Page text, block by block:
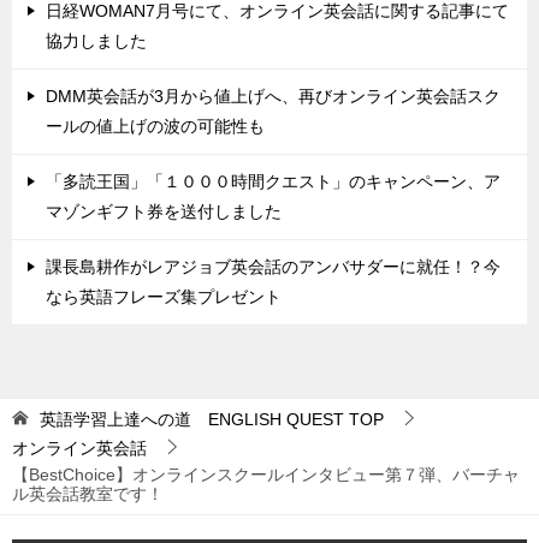
日経WOMAN7月号にて、オンライン英会話に関する記事にて
協力しました
DMM英会話が3月から値上げへ、再びオンライン英会話スク
ールの値上げの波の可能性も
「多読王国」「１０００時間クエスト」のキャンペーン、ア
マゾンギフト券を送付しました
課長島耕作がレアジョブ英会話のアンバサダーに就任！？今
なら英語フレーズ集プレゼント
英語学習上達への道 ENGLISH QUEST TOP
オンライン英会話
【BestChoice】オンラインスクールインタビュー第７弾、バーチャ
ル英会話教室です！